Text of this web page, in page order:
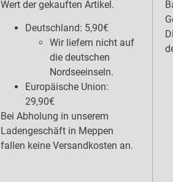
Wert der gekauften Artikel.
Deutschland: 5,90€
Wir liefern nicht auf
die deutschen
Nordseeinseln.
Europäische Union:
29,90€
Bei Abholung in unserem
Ladengeschäft in Meppen
fallen keine Versandkosten an.